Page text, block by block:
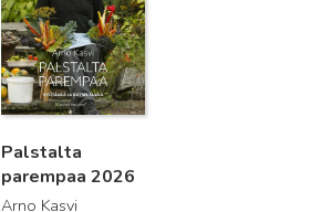
Palstalta
parempaa 2026
Arno Kasvi